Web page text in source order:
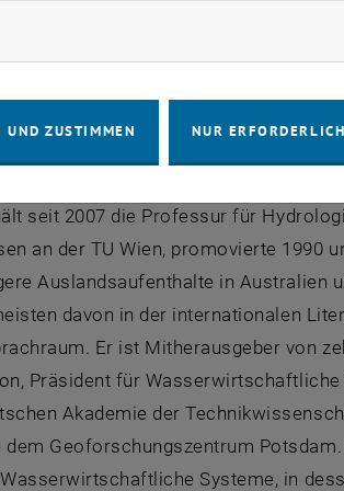
Sechs Mitglieder sind Professoren
vier Mitglieder kommen aus der
Wissenschaftlichen Beirats wird
der
seit 2007 die Professur für
an der TU Wien, promovierte 1990
Auslandsaufenthalte in Australien
davon in der internationalen
Er ist Mitherausgeber von
Präsident für
Akademie der
Geoforschungszentrum
Systeme, in
Cookies zulassen
UND ZUSTIMMEN NUR